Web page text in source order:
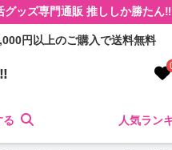
グッズ専門通販 推ししか勝たん‼
円以上のご購入で送料無料
る 人気ラン